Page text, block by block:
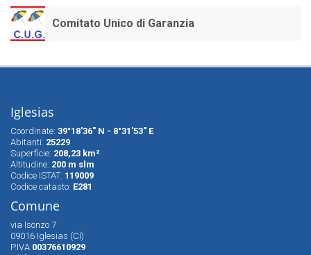
Comitato Unico di Garanzia
Iglesias
Coordinate: 39°18'36" N - 8°31'53" E
Abitanti: 25229
Superfìcie: 208,23 km²
Altitudine: 200 m slm
Codice ISTAT: 119009
Codice catasto: E281
Comune
via Isonzo 7
09016 Iglesias (CI)
P.IVA 00376610929